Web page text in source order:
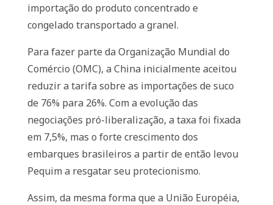
importação do produto concentrado e
congelado transportado a granel.
Para fazer parte da Organização Mundial do
Comércio (OMC), a China inicialmente aceitou
reduzir a tarifa sobre as importações de suco
de 76% para 26%. Com a evolução das
negociações pró-liberalização, a taxa foi fixada
em 7,5%, mas o forte crescimento dos
embarques brasileiros a partir de então levou
Pequim a resgatar seu protecionismo.
Assim, da mesma forma que a União Européia,